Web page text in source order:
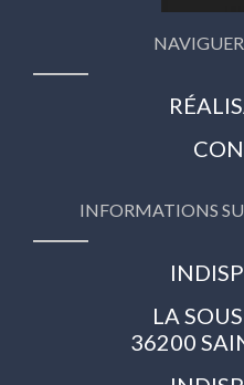
NAVIGUER
INFORMATIONS
LA
36200